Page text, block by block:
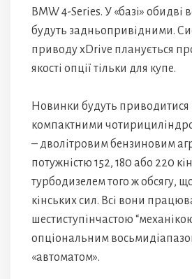
BMW 4-Series. У «базі» обидві
будуть задньопривідними.
приводу xDrive планується
якості опції тільки для купе.
Новинки будуть приводитися
компактними
– дволітровим бензиновим
потужністю 152, 180 або 220
турбодизелем того ж обсягу,
кінських сил. Всі вони
шестиступінчастою
опціональним
«автоматом».